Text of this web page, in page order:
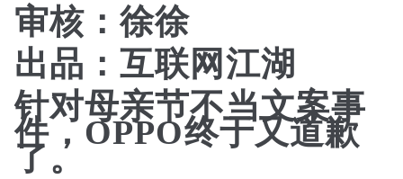
审核：徐徐
出品：互联网江湖
针对母亲节不当文案事
件，OPPO终于又道歉
了。